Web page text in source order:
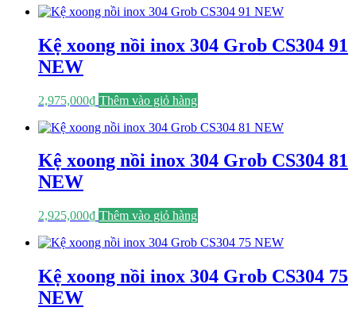
Kệ xoong nồi inox 304 Grob CS304 91
NEW
2,975,000₫ Thêm vào giỏ hàng
Kệ xoong nồi inox 304 Grob CS304 81
NEW
2,925,000₫ Thêm vào giỏ hàng
Kệ xoong nồi inox 304 Grob CS304 75
NEW